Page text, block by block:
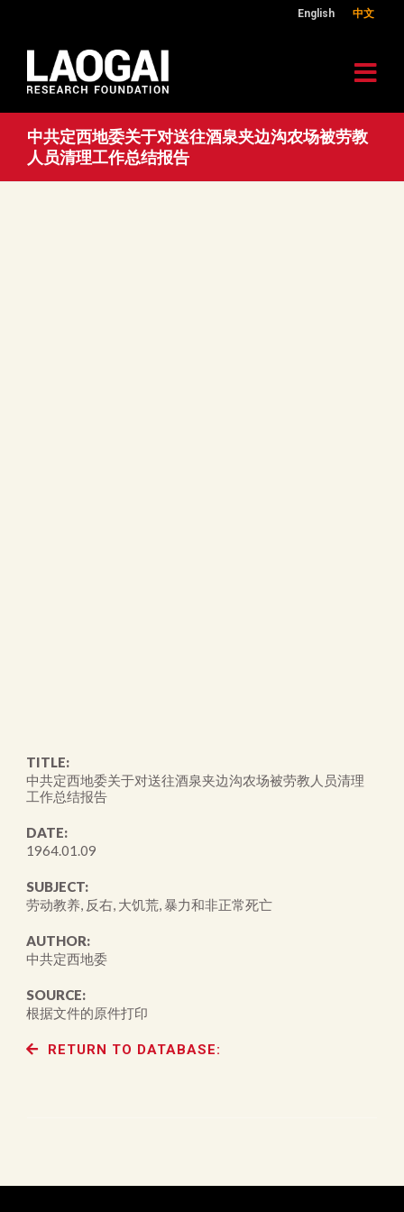
English 中文
中共定西地委关于对送往酒泉夹边沟农场被劳教
人员清理工作总结报告
TITLE:
中共定西地委关于对送往酒泉夹边沟农场被劳教人员清理
工作总结报告
DATE:
1964.01.09
SUBJECT:
劳动教养, 反右, 大饥荒, 暴力和非正常死亡
AUTHOR:
中共定西地委
SOURCE:
根据文件的原件打印
RETURN TO DATABASE: